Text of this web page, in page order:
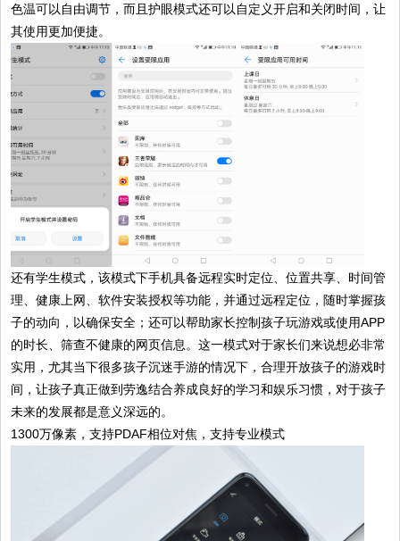
色温可以自由调节，而且护眼模式还可以自定义开启和关闭时间，让
其使用更加便捷。
还有学生模式，该模式下手机具备远程实时定位、位置共享、时间管
理、健康上网、软件安装授权等功能，并通过远程定位，随时掌握孩
子的动向，以确保安全；还可以帮助家长控制孩子玩游戏或使用APP
的时长、筛查不健康的网页信息。这一模式对于家长们来说想必非常
实用，尤其当下很多孩子沉迷手游的情况下，合理开放孩子的游戏时
间，让孩子真正做到劳逸结合养成良好的学习和娱乐习惯，对于孩子
未来的发展都是意义深远的。
1300万像素，支持PDAF相位对焦，支持专业模式